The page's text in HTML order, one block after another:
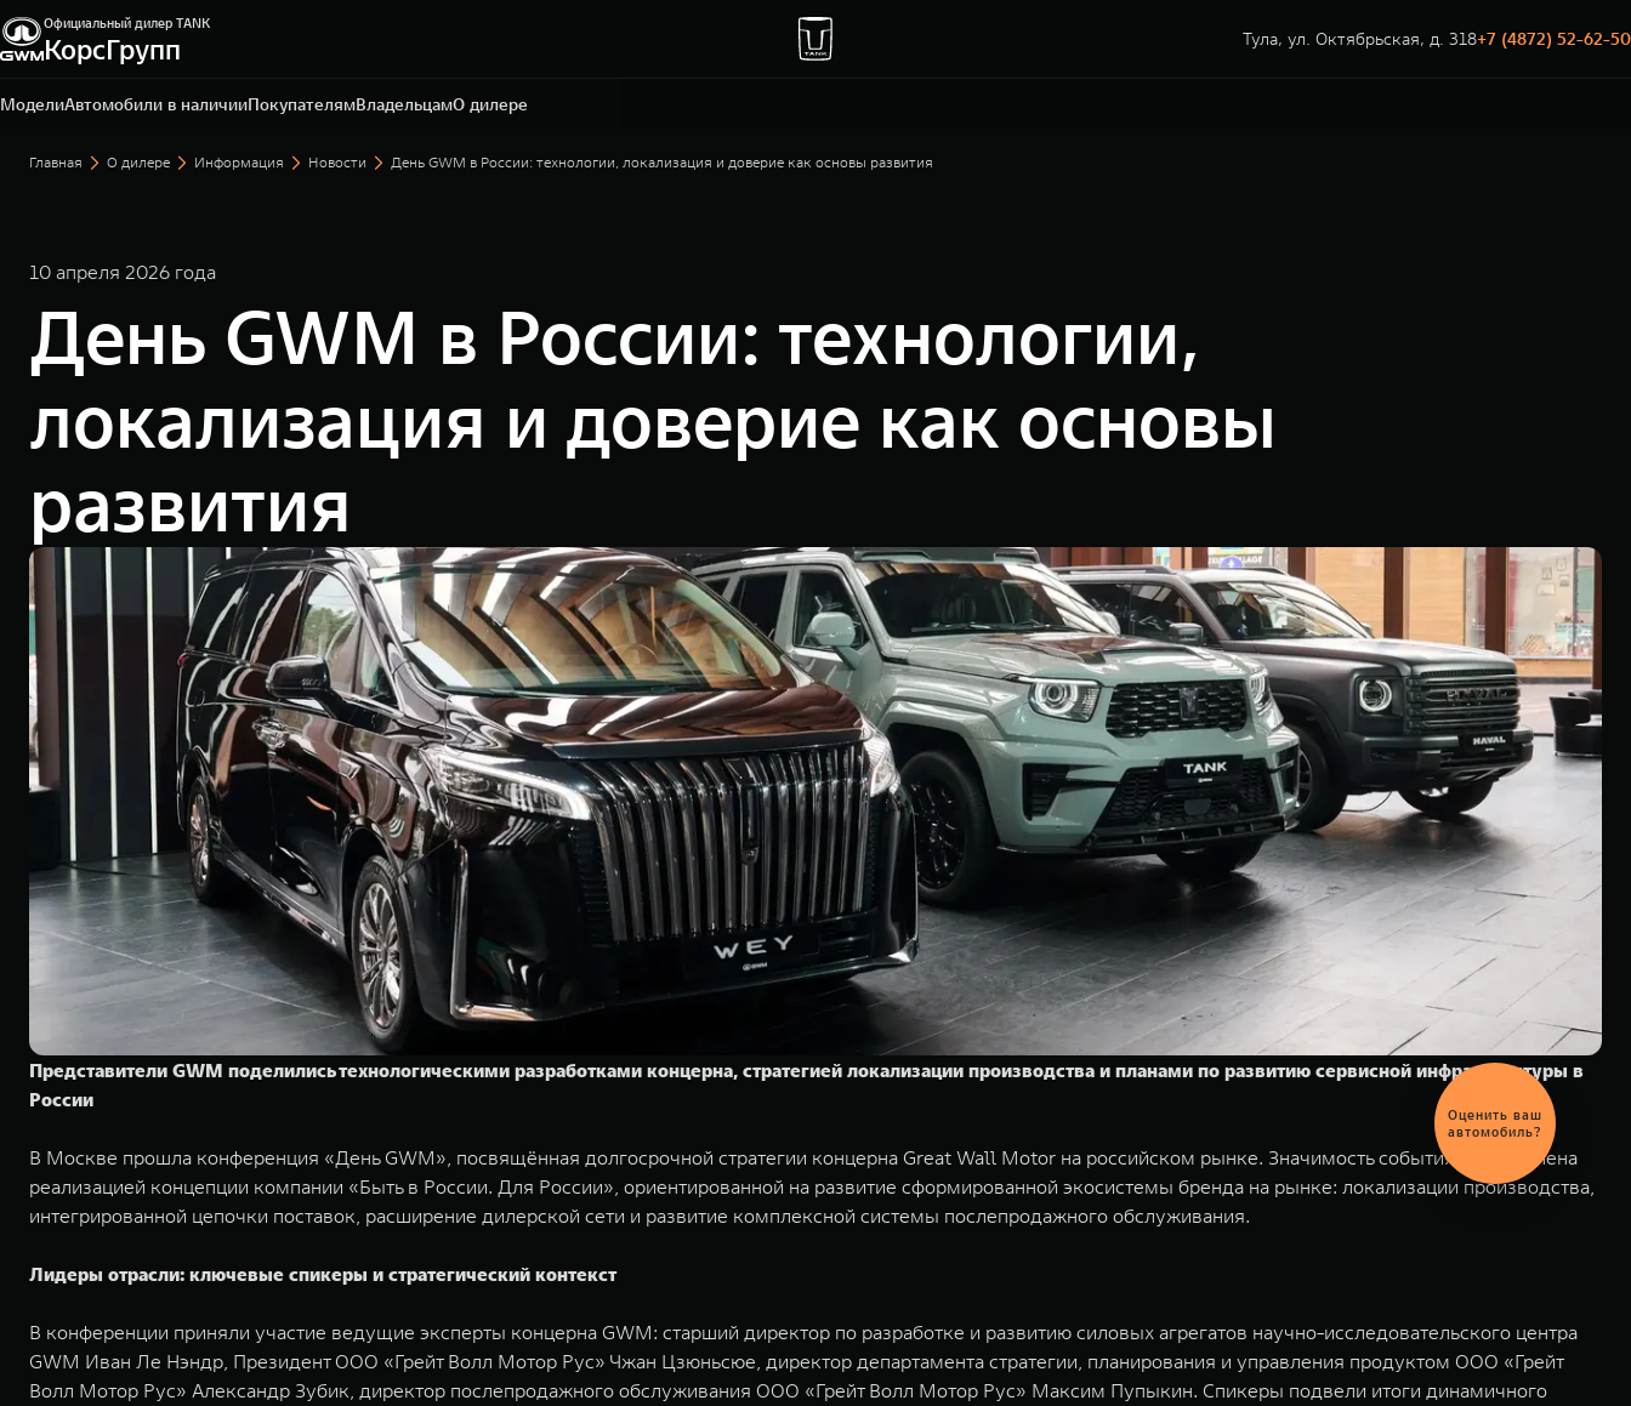
Официальный дилер TANK
КорсГрупп Тула, ул. Октябрьская, д. 318+7 (4872) 52-62-50
МоделиАвтомобили в наличииПокупателямВладельцамО дилере
Тула, ул. Октябрьская, д. 318
+7 (4872) 52-62-50
Главная О дилере Информация Новости День GWM в России: технологии, локализация и доверие как основы развития
10 апреля 2026 года
День GWM в России: технологии,
локализация и доверие как основы
развития
Представители GWM поделились технологическими разработками концерна, стратегией локализации производства и планами по развитию сервисной инфраструктуры в
России
В Москве прошла конференция «День GWM», посвящённая долгосрочной стратегии концерна Great Wall Motor на российском рынке. Значимость события обусловлена
реализацией концепции компании «Быть в России. Для России», ориентированной на развитие сформированной экосистемы бренда на рынке: локализации производства,
интегрированной цепочки поставок, расширение дилерской сети и развитие комплексной системы послепродажного обслуживания.
Лидеры отрасли: ключевые спикеры и стратегический контекст
В конференции приняли участие ведущие эксперты концерна GWM: старший директор по разработке и развитию силовых агрегатов научно-исследовательского центра
GWM Иван Ле Нэндр, Президент ООО «Грейт Волл Мотор Рус» Чжан Цзюньсюе, директор департамента стратегии, планирования и управления продуктом ООО «Грейт
Волл Мотор Рус» Александр Зубик, директор послепродажного обслуживания ООО «Грейт Волл Мотор Рус» Максим Пупыкин. Спикеры подвели итоги динамичного
обмен
автомобиля